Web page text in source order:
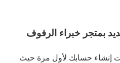
بمتجر خبراء الرفوف
إنشاء حسابك لأول مرة حيث